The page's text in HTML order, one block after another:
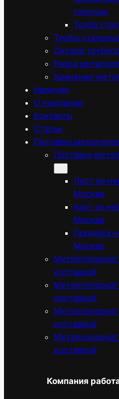
тянутые
Труба
Трубы
Детали
Резка
Хранение
Наличие
О компании
Контакты
Статьи
Поставка
Поставка
Лист из
Москве
Круг из
Москве
Продажа
Москве
доставкой
доставкой
доставкой
доставкой
Компания